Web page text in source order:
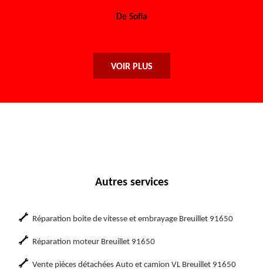
VOIR PLUS
Autres services
Réparation boite de vitesse et embrayage Breuillet 91650
Réparation moteur Breuillet 91650
Vente pièces détachées Auto et camion VL Breuillet 91650